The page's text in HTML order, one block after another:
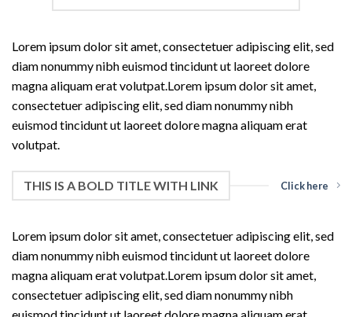
Lorem ipsum dolor sit amet, consectetuer adipiscing elit, sed
diam nonummy nibh euismod tincidunt ut laoreet dolore
magna aliquam erat volutpat.Lorem ipsum dolor sit amet,
consectetuer adipiscing elit, sed diam nonummy nibh
euismod tincidunt ut laoreet dolore magna aliquam erat
volutpat.
THIS IS A BOLD TITLE WITH LINK Click here
Lorem ipsum dolor sit amet, consectetuer adipiscing elit, sed
diam nonummy nibh euismod tincidunt ut laoreet dolore
magna aliquam erat volutpat.Lorem ipsum dolor sit amet,
consectetuer adipiscing elit, sed diam nonummy nibh